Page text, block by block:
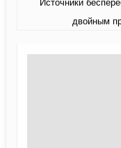
Источники
двойным